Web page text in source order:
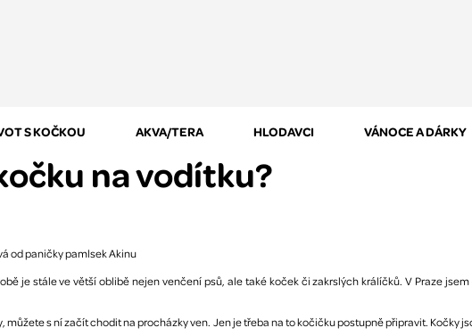
S KOČKOU AKVA/TERA HLODAVCI VÁNOCE A DÁRKY
na vodítku?
je stále ve větší oblibě nejen venčení psů, ale také koček či zakrslých králíčků. V Praze
s ní začít chodit na procházky ven. Jen je třeba na to kočičku postupně připravit. Kočky